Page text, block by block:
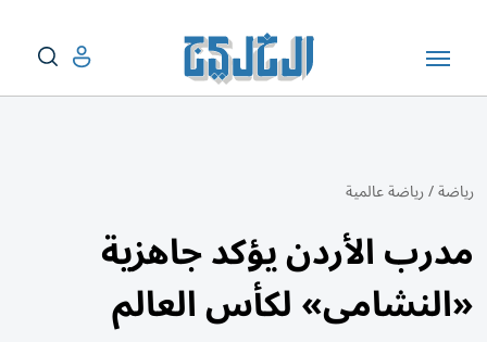
رياضة/رياضة عالمية
مدرب الأردن يؤكد جاهزية
«النشامى» لكأس العالم